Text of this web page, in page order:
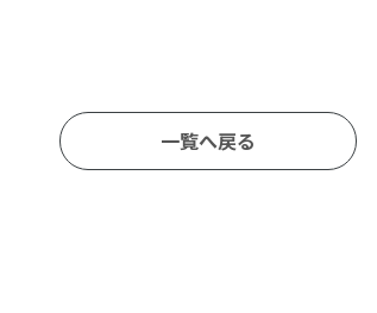
一覧へ戻る